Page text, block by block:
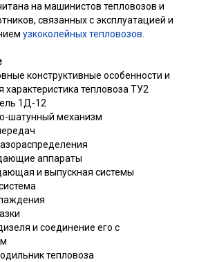
на машинистов тепловозов и
связанных с эксплуатацией и
узкоколейных тепловозов.
конструктивные особенности и
характеристика тепловоза ТУ2
1Д-12
шатунный механизм
аппараты
и выпускная системы
и соединение его с
тепловоза